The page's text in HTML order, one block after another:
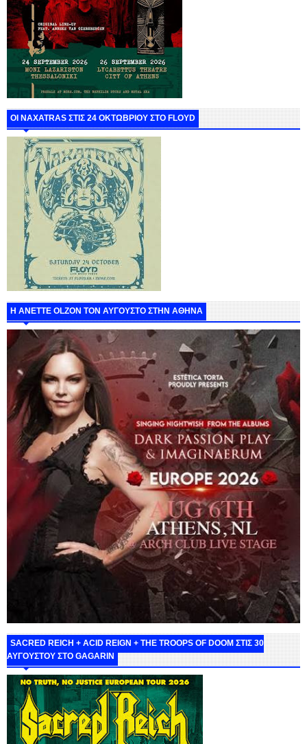
ΟΙ NAXATRAS ΣΤΙΣ 24 ΟΚΤΩΒΡΙΟΥ ΣΤΟ FLOYD
Η ANETTE OLZON ΤΟΝ ΑΥΓΟΥΣΤΟ ΣΤΗΝ ΑΘΗΝΑ
SACRED REICH + ACID REIGN + THE TROOPS OF DOOM ΣΤΙΣ 30
ΑΥΓΟΥΣΤΟΥ ΣΤΟ GAGARIN